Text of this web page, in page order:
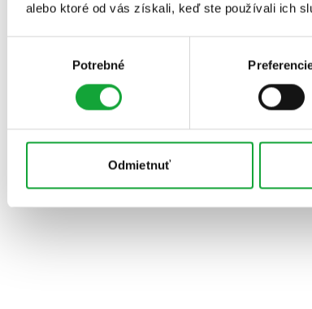
alebo ktoré od vás získali, keď ste používali ich
Potrebné
Odmietnuť